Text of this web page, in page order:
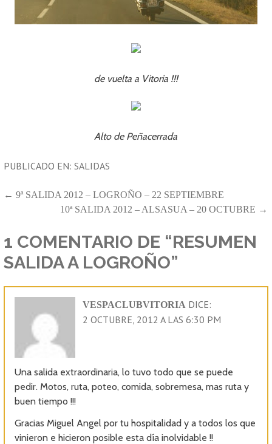
de vuelta a Vitoria !!!
Alto de Peñacerrada
PUBLICADO EN:SALIDAS
NAVEGACIÓN
ENTRADAS
← 9ª SALIDA 2012 – LOGROÑO – 22 SEPTIEMBRE
10ª SALIDA 2012 – ALSASUA – 20 OCTUBRE →
1 COMENTARIO DE “RESUMEN
SALIDA A LOGROÑO”
VESPACLUBVITORIA DICE:
2 OCTUBRE, 2012 A LAS 6:30 PM
Una salida extraordinaria, lo tuvo todo que se puede
pedir. Motos, ruta, poteo, comida, sobremesa, mas ruta y
buen tiempo !!!
Gracias Miguel Angel por tu hospitalidad y a todos los que
vinieron e hicieron posible esta día inolvidable !!